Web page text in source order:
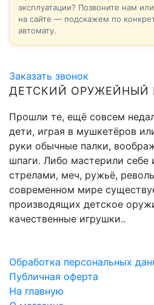
эксплуатации? Позвоните нам
на сайте — подскажем по
автомату.
Заказать звонок
ДЕТСКИЙ ОРУЖЕЙНЫЙ
Прошли те, ещё совсем
дети, играя в мушкетёров
руки обычные палки,
шпаги. Либо мастерили себе
стрелами, меч, ружьё,
современном мире
производящих детское
качественные игрушки..
Обработка персональных
Публичная оферта
На главную